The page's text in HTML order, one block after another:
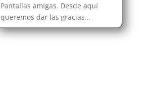
Pantallas amigas. Desde aquí
queremos dar las gracias...